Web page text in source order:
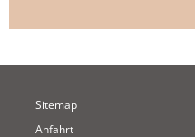
Sitemap
Anfahrt